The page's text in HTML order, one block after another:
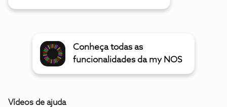
Conheça todas as
funcionalidades da my NOS
Vídeos de ajuda